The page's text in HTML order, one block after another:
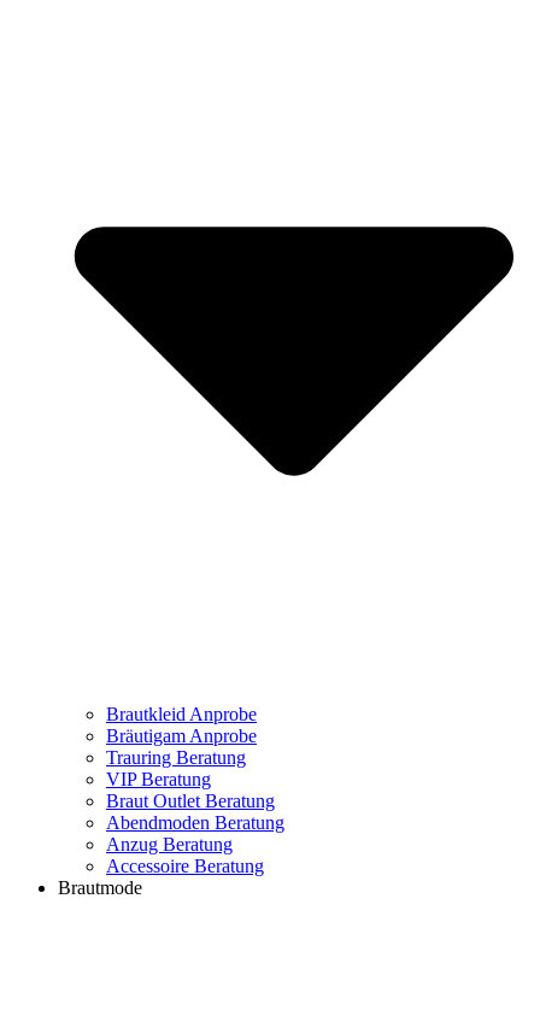
Brautkleid Anprobe
Bräutigam Anprobe
Trauring Beratung
VIP Beratung
Braut Outlet Beratung
Abendmoden Beratung
Anzug Beratung
Accessoire Beratung
Brautmode